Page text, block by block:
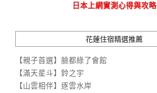
日本上網實測心得與攻略
花蓮住宿精選推薦
【親子首選】臉都綠了會館
【滿天星斗】鈴之宇
【山雲相伴】逐雲水岸